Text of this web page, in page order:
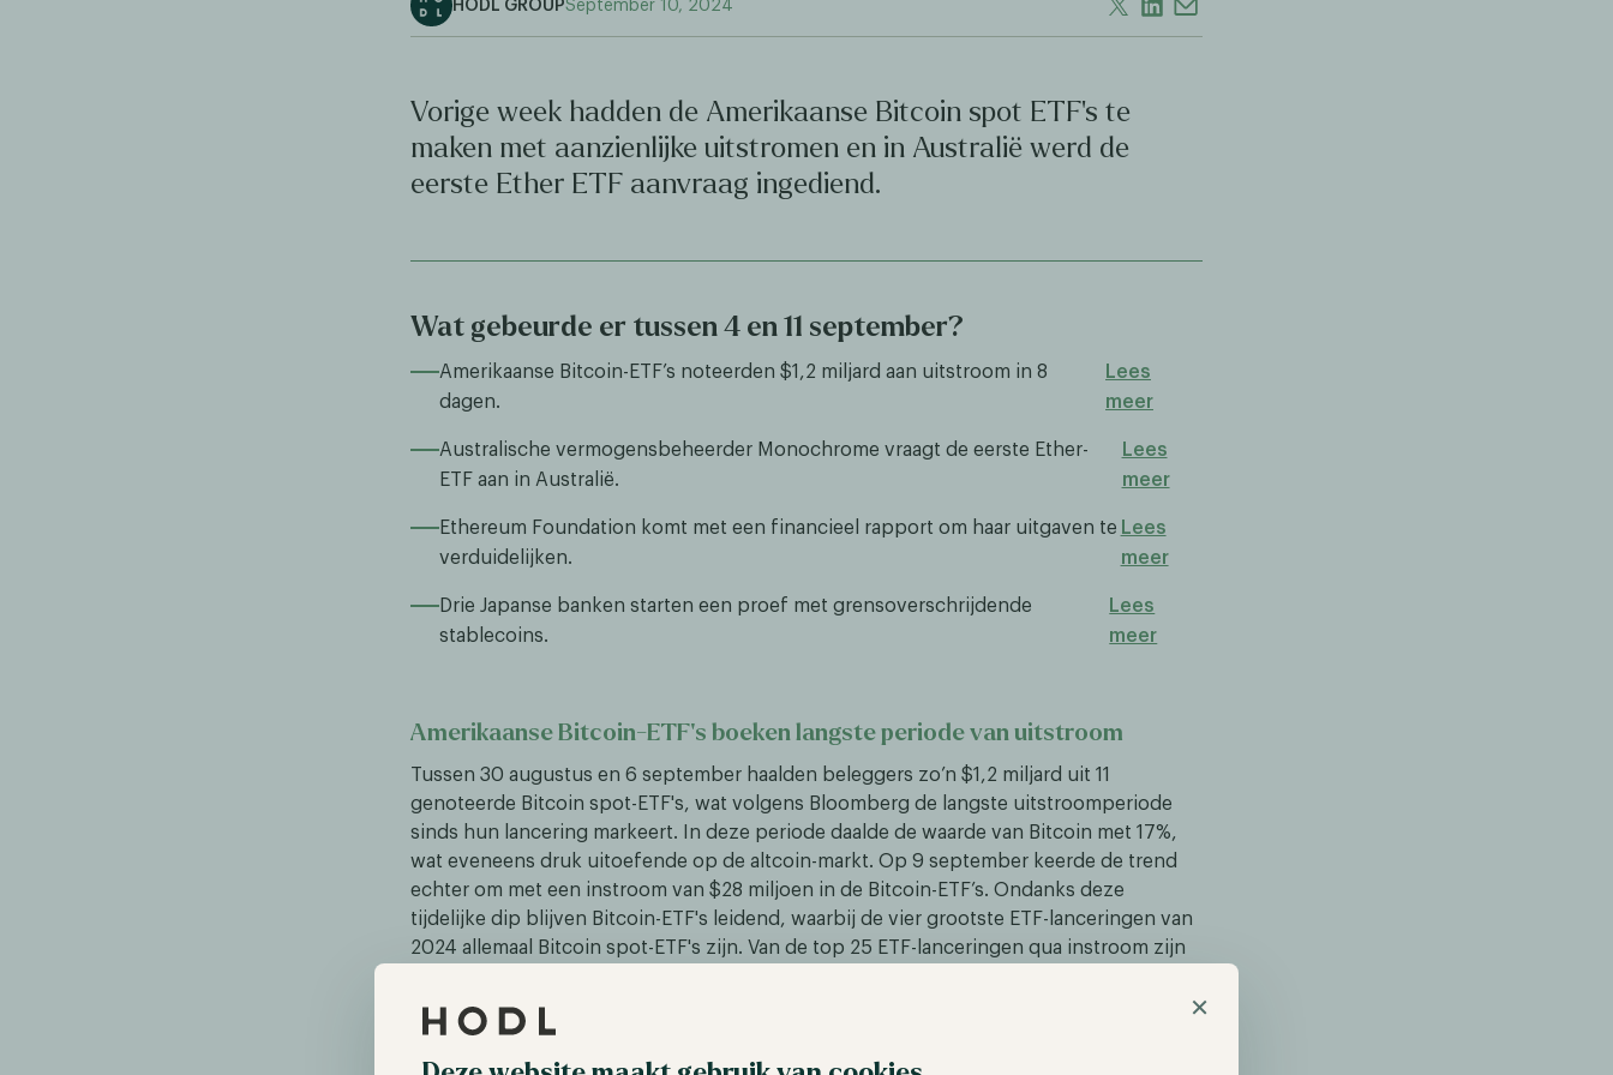
×
HODL GROUPSeptember 10, 2024
Vorige week hadden de Amerikaanse Bitcoin spot ETF's te
maken met aanzienlijke uitstromen en in Australië werd de
eerste Ether ETF aanvraag ingediend.
Wat gebeurde er tussen 4 en 11 september?
Amerikaanse Bitcoin-ETF’s noteerden $1,2 miljard aan uitstroom in 8
dagen.
Lees
meer
Australische vermogensbeheerder Monochrome vraagt de eerste Ether-
ETF aan in Australië.
Lees
meer
Ethereum Foundation komt met een financieel rapport om haar uitgaven te
verduidelijken.
Lees
meer
Drie Japanse banken starten een proef met grensoverschrijdende
stablecoins.
Lees
meer
Amerikaanse Bitcoin-ETF's boeken langste periode van uitstroom
Tussen 30 augustus en 6 september haalden beleggers zo’n $1,2 miljard uit 11
genoteerde Bitcoin spot-ETF's, wat volgens Bloomberg de langste uitstroomperiode
sinds hun lancering markeert. In deze periode daalde de waarde van Bitcoin met 17%,
wat eveneens druk uitoefende op de altcoin-markt. Op 9 september keerde de trend
echter om met een instroom van $28 miljoen in de Bitcoin-ETF’s. Ondanks deze
tijdelijke dip blijven Bitcoin-ETF's leidend, waarbij de vier grootste ETF-lanceringen van
2024 allemaal Bitcoin spot-ETF's zijn. Van de top 25 ETF-lanceringen qua instroom zijn
sprake was van een kortstondige terugval, verwachten we dat de ETF’s hun positieve
momentum zullen hervatten en opnieuw kapitaal zullen aantrekken, wat gunstig zal
zijn voor zowel Bitcoin als de gehele markt.